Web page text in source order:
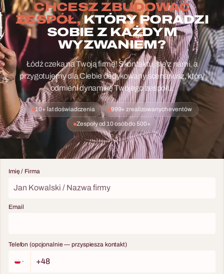
CHCESZ ZBUDOWAĆ
ZESPÓŁ,KTÓRY PORADZI
SOBIE Z KAŻDYM
WYZWANIEM?
Łódź czeka na Twoją firmę! Skontaktuj się z nami, a
przygotujemy dla Ciebie dedykowany scenariusz, który
odmieni dynamikę Twojego zespołu.
10+ lat doświadczenia 999+ zrealizowanych eventów
Zespoły od 10 osób do 500+
Imię / Firma
Email
Telefon (opcjonalnie — przyspiesza kontakt)